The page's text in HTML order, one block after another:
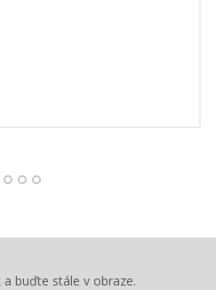
buďte stále v obraze.